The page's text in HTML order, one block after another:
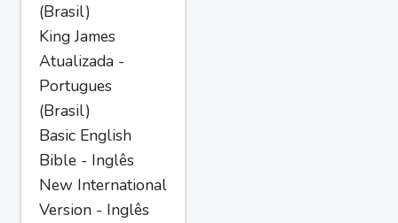
(Brasil)
King James
Atualizada -
Portugues
(Brasil)
Basic English
Bible - Inglês
New International
Version - Inglês